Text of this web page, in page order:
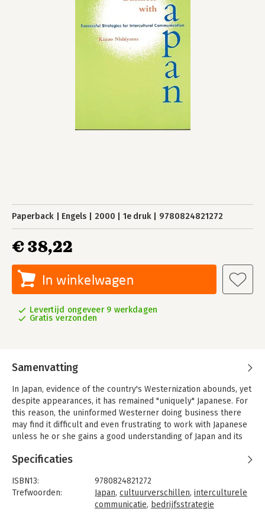
Paperback Engels 2000 1e druk 9780824821272
€ 38,22
In winkelwagen
Levertijd ongeveer 9 werkdagen
Gratis verzonden
Samenvatting
In Japan, evidence of the country's Westernization abounds, yet
despite appearances, it has remained "uniquely" Japanese. For
this reason, the uninformed Westerner doing business there
may find it difficult and even frustrating to work with Japanese
unless he or she gains a good understanding of Japan and its
The author draws on his bilingual and bicultural experience to
provide readers with an insightful look at many key aspects of
doing business with Japan, ranging from initiating and
maintaining business contacts, effective interpersonal
Specificaties
ISBN13:
9780824821272
Trefwoorden:
Japan, cultuurverschillen, interculturele
communicatie, bedrijfsstrategie